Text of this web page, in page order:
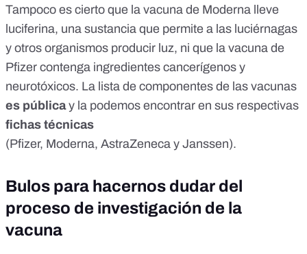
Tampoco es cierto que la vacuna de Moderna lleve
luciferina, una sustancia que permite a las luciérnagas
y otros organismos producir luz, ni que la vacuna de
Pfizer contenga ingredientes cancerígenos y
neurotóxicos. La lista de componentes de las vacunas
es públicay la podemos encontrar en sus respectivas
fichas técnicas
(Pfizer, Moderna, AstraZeneca y Janssen).
Bulos para hacernos dudar del
proceso de investigación de la
vacuna